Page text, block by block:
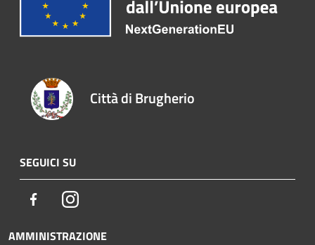
Città di Brugherio
SEGUICI SU
FacebookInstagram
AMMINISTRAZIONE